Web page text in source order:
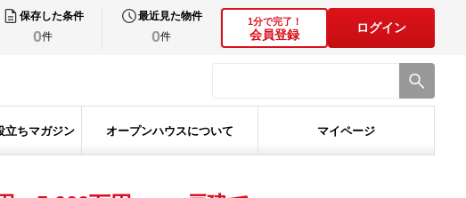
保存した条件
0件
最近見た物件
0件
1分で完了！
会員登録
ログイン
立ちマガジン オープンハウスについて マイページ